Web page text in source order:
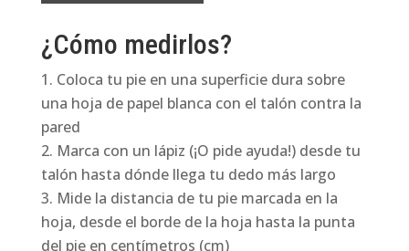
¿Cómo medirlos?
Coloca tu pie en una superficie dura sobre
una hoja de papel blanca con el talón contra la
pared
Marca con un lápiz (¡O pide ayuda!) desde tu
talón hasta dónde llega tu dedo más largo
Mide la distancia de tu pie marcada en la
hoja, desde el borde de la hoja hasta la punta
del pie en centímetros (cm)